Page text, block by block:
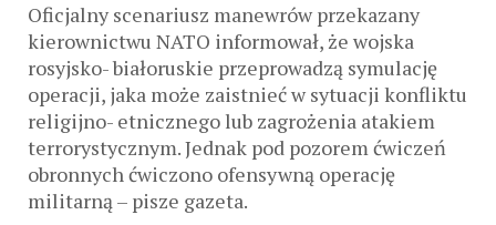
Oficjalny scenariusz manewrów przekazany
kierownictwu NATO informował, że wojska
rosyjsko- białoruskie przeprowadzą symulację
operacji, jaka może zaistnieć w sytuacji konfliktu
religijno- etnicznego lub zagrożenia atakiem
terrorystycznym. Jednak pod pozorem ćwiczeń
obronnych ćwiczono ofensywną operację
militarną – pisze gazeta.